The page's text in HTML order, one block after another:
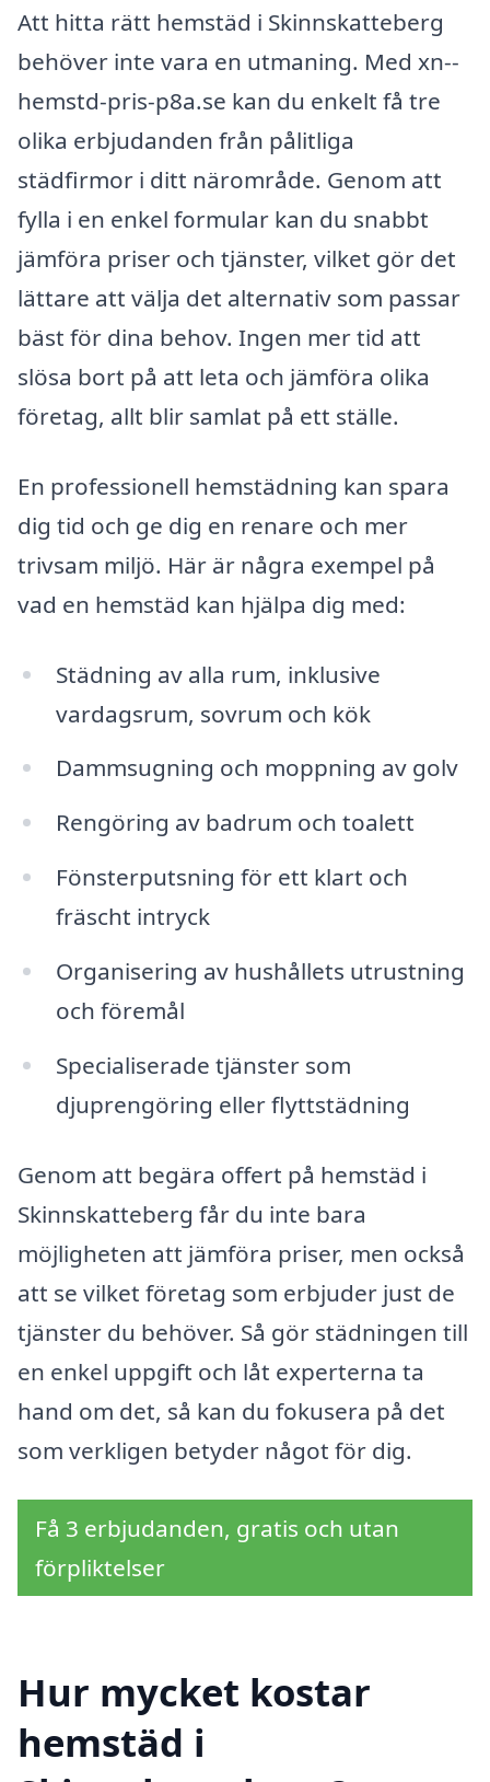
Att hitta rätt hemstäd i Skinnskatteberg
behöver inte vara en utmaning. Med xn--
hemstd-pris-p8a.se kan du enkelt få tre
olika erbjudanden från pålitliga
städfirmor i ditt närområde. Genom att
fylla i en enkel formular kan du snabbt
jämföra priser och tjänster, vilket gör det
lättare att välja det alternativ som passar
bäst för dina behov. Ingen mer tid att
slösa bort på att leta och jämföra olika
företag, allt blir samlat på ett ställe.
En professionell hemstädning kan spara
dig tid och ge dig en renare och mer
trivsam miljö. Här är några exempel på
vad en hemstäd kan hjälpa dig med:
Städning av alla rum, inklusive
vardagsrum, sovrum och kök
Dammsugning och moppning av golv
Rengöring av badrum och toalett
Fönsterputsning för ett klart och
fräscht intryck
Organisering av hushållets utrustning
och föremål
Specialiserade tjänster som
djuprengöring eller flyttstädning
Genom att begära offert på hemstäd i
Skinnskatteberg får du inte bara
möjligheten att jämföra priser, men också
att se vilket företag som erbjuder just de
tjänster du behöver. Så gör städningen till
en enkel uppgift och låt experterna ta
hand om det, så kan du fokusera på det
som verkligen betyder något för dig.
Få 3 erbjudanden, gratis och utan
förpliktelser
Hur mycket kostar
hemstäd i